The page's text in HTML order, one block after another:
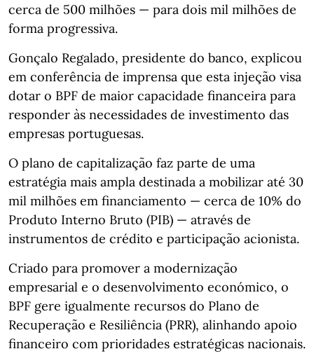
cerca de 500 milhões — para dois mil milhões de
forma progressiva.
Gonçalo Regalado, presidente do banco, explicou
em conferência de imprensa que esta injeção visa
dotar o BPF de maior capacidade financeira para
responder às necessidades de investimento das
empresas portuguesas.
O plano de capitalização faz parte de uma
estratégia mais ampla destinada a mobilizar até 30
mil milhões em financiamento — cerca de 10% do
Produto Interno Bruto (PIB) — através de
instrumentos de crédito e participação acionista.
Criado para promover a modernização
empresarial e o desenvolvimento económico, o
BPF gere igualmente recursos do Plano de
Recuperação e Resiliência (PRR), alinhando apoio
financeiro com prioridades estratégicas nacionais.